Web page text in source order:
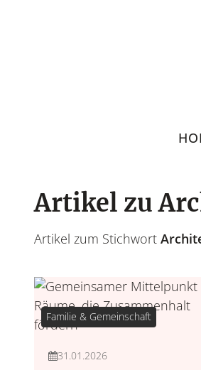
Artikel zu
Artikel zum Stichwort
Familie & Gemeinschaft
31.01.2026